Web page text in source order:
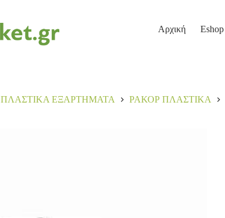
Αρχική Eshop
ΠΛΑΣΤΙΚΑ ΕΞΑΡΤΗΜΑΤΑ ΡΑΚΟΡ ΠΛΑΣΤΙΚΑ